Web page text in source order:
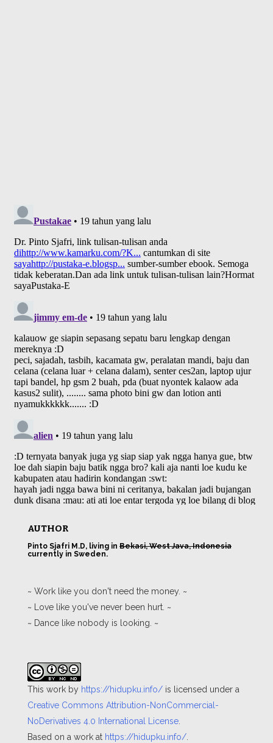
AUTHOR
Pinto Sjafri M.D, living in Bekasi, West Java, Indonesia
currently in Sweden.
~ Work like you don't need the money. ~
~ Love like you've never been hurt. ~
~ Dance like nobody is looking. ~
This work by https://hidupku.info/ is licensed under a
Creative Commons Attribution-NonCommercial-
NoDerivatives 4.0 International License
Based on a work at https://hidupku.info/